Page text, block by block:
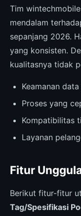
Tim
mendalam
sepanjang 2026.
yang konsisten.
kualitasnya tidak
Keamanan
Proses yang
Kompatibilitas
Layanan
Fitur
Berikut fitur-fitur
Tag/Spesifikasi